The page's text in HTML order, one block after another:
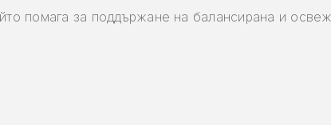
помага за поддържане на балансирана и